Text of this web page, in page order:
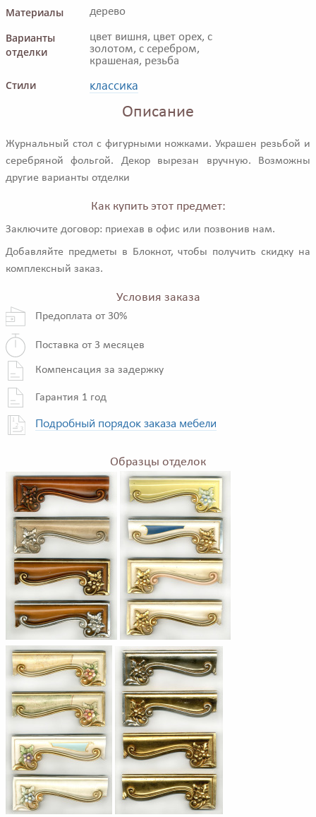
Материалы дерево
Варианты
отделки
цвет вишня, цвет орех, с
золотом, с серебром,
крашеная, резьба
Стили классика
Описание
Журнальный стол с фигурными ножками. Украшен резьбой и
серебряной фольгой. Декор вырезан вручную. Возможны
другие варианты отделки
Как купить этот предмет:
Заключите договор: приехав в офис или позвонив нам.
Добавляйте предметы в Блокнот, чтобы получить скидку на
комплексный заказ.
Условия заказа
Предоплата от 30%
Поставка от 3 месяцев
Компенсация за задержку
Гарантия 1 год
Подробный порядок заказа мебели
Образцы отделок